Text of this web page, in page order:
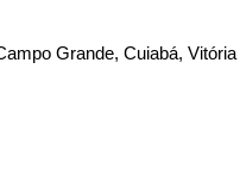
Grande, Cuiabá,